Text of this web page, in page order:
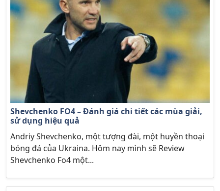
Shevchenko FO4 – Đánh giá chi tiết các mùa giải,
sử dụng hiệu quả
Andriy Shevchenko, một tượng đài, một huyền thoại
bóng đá của Ukraina. Hôm nay mình sẽ Review
Shevchenko Fo4 một...